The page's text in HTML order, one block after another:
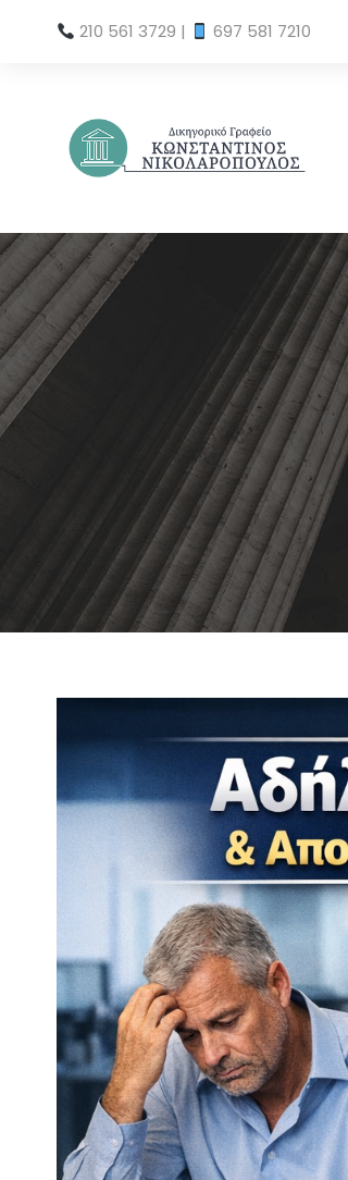
210 561 3729 | 697 581 7210